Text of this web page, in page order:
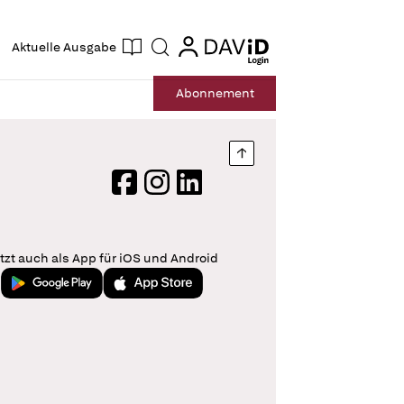
Aktuelle Ausgabe Suche login
login
Abonnement
Nach oben springen
FacebookInstagram
LinkedIn
auch als App für iOS und Android
Jetzt bei Google PlayLaden im App Store